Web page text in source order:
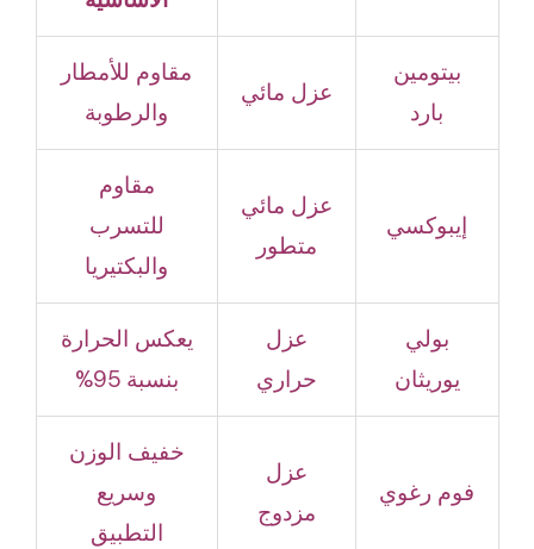
بيتومين
بارد
عزل مائي
مقاوم للأمطار
والرطوبة
إيبوكسي
عزل مائي
متطور
مقاوم
للتسرب
والبكتيريا
بولي
يوريثان
عزل
حراري
يعكس الحرارة
بنسبة 95%
فوم رغوي
عزل
مزدوج
خفيف الوزن
وسريع
التطبيق